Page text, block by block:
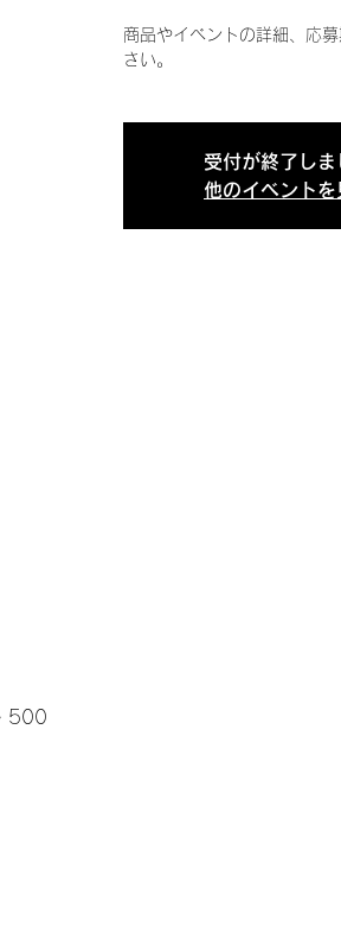
商品やイベントの詳細、応
さい。
受付が終了しま
他のイベントを
500